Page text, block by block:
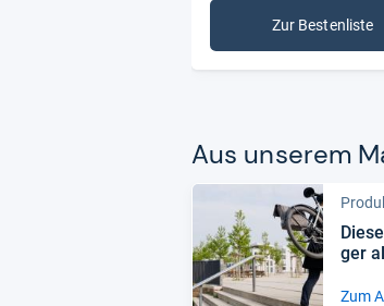
Zur Bestenliste
:
Aus unse­rem
ger
Zum